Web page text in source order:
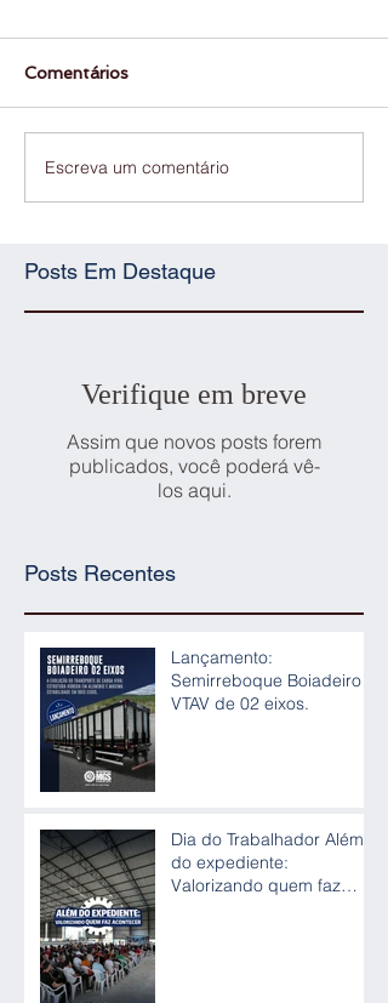
Comentários
Escreva um comentário
Posts Em Destaque
Verifique em breve
Assim que novos posts forem
publicados, você poderá vê-
los aqui.
Posts Recentes
Lançamento:
Semirreboque Boiadeiro
VTAV de 02 eixos.
Dia do Trabalhador Além
do expediente:
Valorizando quem faz